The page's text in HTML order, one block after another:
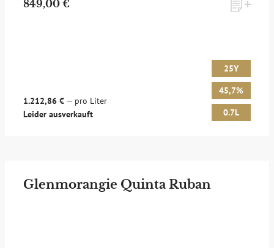
849,00 €
1.212,86 € — pro Liter
Leider ausverkauft
25Y
45,7%
0.7L
Glenmorangie Quinta Ruban